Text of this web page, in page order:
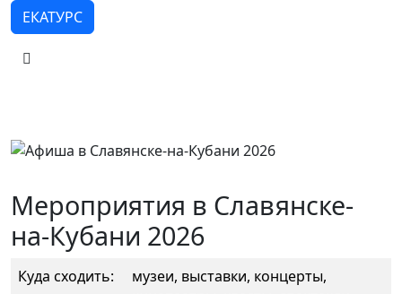
ЕКАТУРС
Мероприятия в Славянске-
на-Кубани 2026
Куда сходить:
музеи, выставки, концерты,